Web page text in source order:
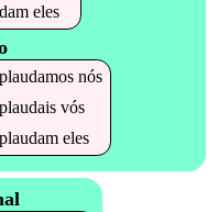
eles
nós
vós
eles